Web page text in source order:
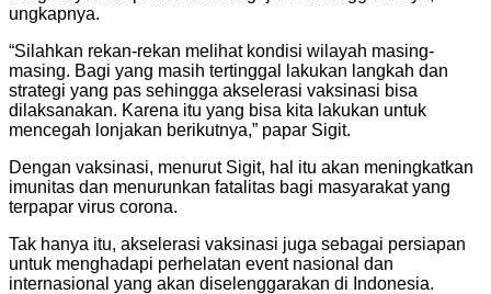
ungkapnya.
“Silahkan rekan-rekan melihat kondisi wilayah masing-
masing. Bagi yang masih tertinggal lakukan langkah dan
strategi yang pas sehingga akselerasi vaksinasi bisa
dilaksanakan. Karena itu yang bisa kita lakukan untuk
mencegah lonjakan berikutnya,” papar Sigit.
Dengan vaksinasi, menurut Sigit, hal itu akan meningkatkan
imunitas dan menurunkan fatalitas bagi masyarakat yang
terpapar virus corona.
Tak hanya itu, akselerasi vaksinasi juga sebagai persiapan
untuk menghadapi perhelatan event nasional dan
internasional yang akan diselenggarakan di Indonesia.